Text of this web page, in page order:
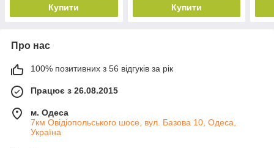
Купити Купити
Про нас
100% позитивних з 56 відгуків за рік
Працює з 26.08.2015
м. Одеса
7км Овідіопольського шосе, вул. Базова 10, Одеса,
Україна